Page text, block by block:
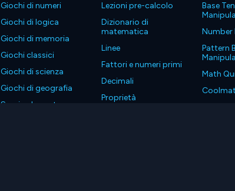
Giochi di numeri
Giochi di logica
Giochi di memoria
Giochi classici
Giochi di scienza
Giochi di geografia
Scarica le nostre app
Lezioni pre-calcolo
Dizionario di
matematica
Linee
Fattori e numeri primi
Decimali
Proprietà
Base
Number
Pattern
Math